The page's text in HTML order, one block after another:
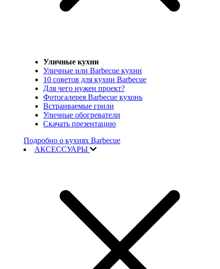
Уличные кухни
Уличные или Barbecue кухни
10 советов для кухни Barbecue
Для чего нужен проект?
Фотогалерея Barbecue кухонь
Встраиваемые грили
Уличные обогреватели
Скачать презентацию
Подробно о кухнях Barbecue
АКСЕССУАРЫ